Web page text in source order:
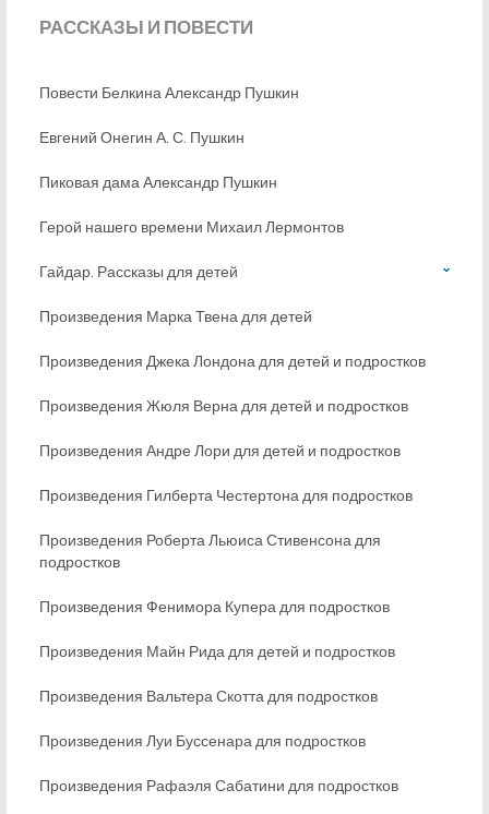
РАССКАЗЫ И ПОВЕСТИ
Повести Белкина Александр Пушкин
Евгений Онегин А. С. Пушкин
Пиковая дама Александр Пушкин
Герой нашего времени Михаил Лермонтов
Гайдар. Рассказы для детей
Произведения Марка Твена для детей
Произведения Джека Лондона для детей и подростков
Произведения Жюля Верна для детей и подростков
Произведения Андре Лори для детей и подростков
Произведения Гилберта Честертона для подростков
Произведения Роберта Льюиса Стивенсона для
подростков
Произведения Фенимора Купера для подростков
Произведения Майн Рида для детей и подростков
Произведения Вальтера Скотта для подростков
Произведения Луи Буссенара для подростков
Произведения Рафаэля Сабатини для подростков